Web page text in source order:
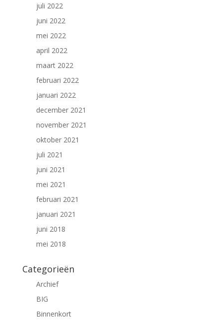
juli 2022
juni 2022
mei 2022
april 2022
maart 2022
februari 2022
januari 2022
december 2021
november 2021
oktober 2021
juli 2021
juni 2021
mei 2021
februari 2021
januari 2021
juni 2018
mei 2018
Categorieën
Archief
BIG
Binnenkort